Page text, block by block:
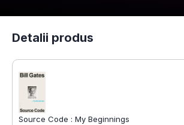
Detalii produs
Source Code : My Beginnings